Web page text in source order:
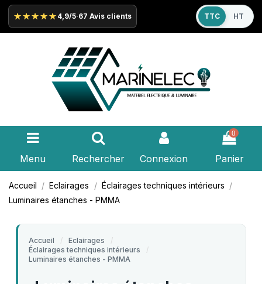
★★★★★ 4,9/5·67 Avis clients TTC HT
Menu Rechercher Connexion
0
Panier
Accueil Eclairages
Éclairages techniques intérieurs
Luminaires étanches - PMMA
Accueil
Eclairages
Éclairages techniques intérieurs
Luminaires étanches - PMMA